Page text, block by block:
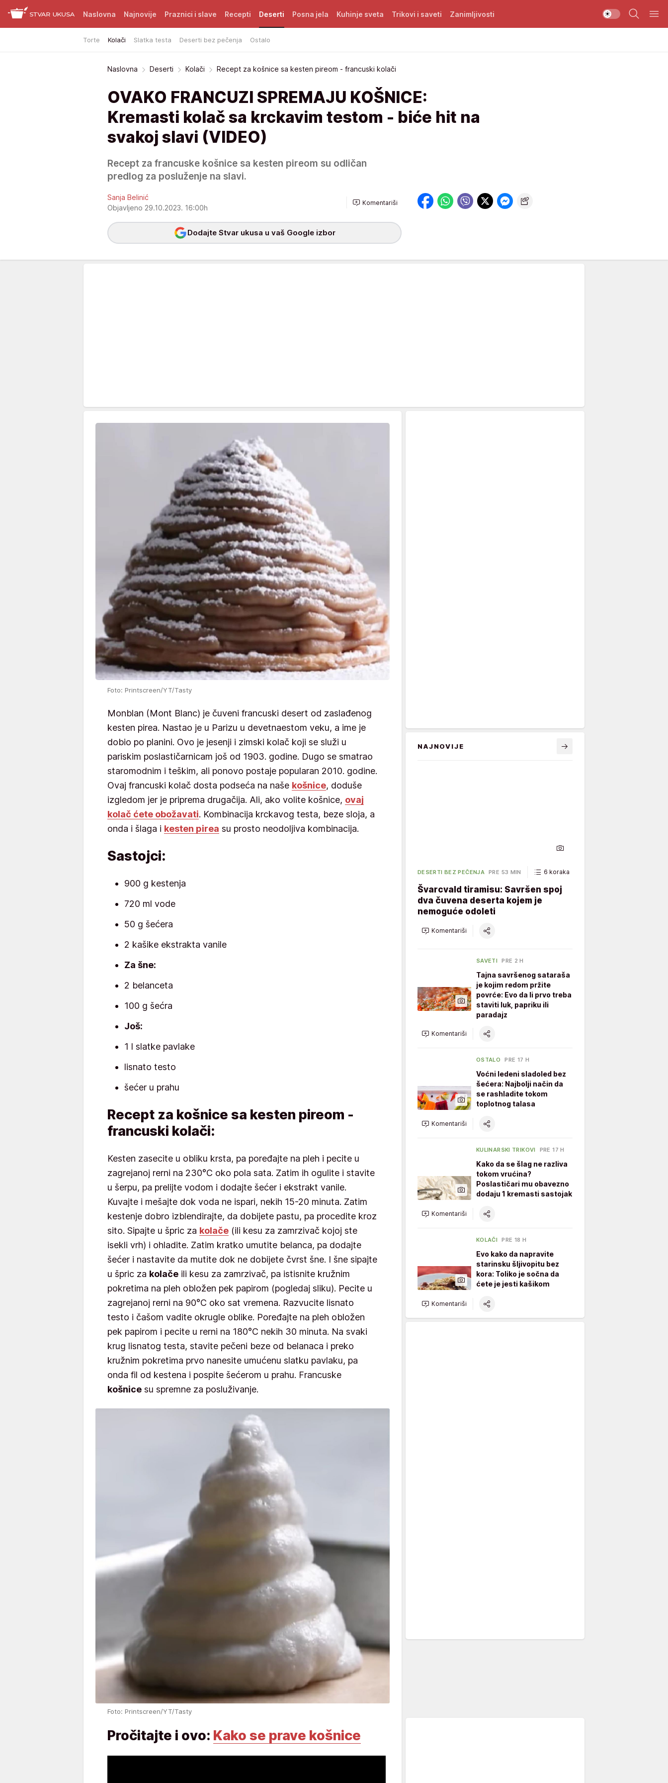
Naslovna Najnovije Praznici i slave Recepti Deserti
Torte Kolači Slatka testa Deserti bez pečenja Ostalo
Posna jela Kuhinje sveta Trikovi i saveti Zanimljivosti
Naslovna Deserti Kolači Recept za košnice sa kesten pireom - francuski kolači
OVAKO FRANCUZI SPREMAJU KOŠNICE:
Kremasti kolač sa krckavim testom - biće hit na
svakoj slavi (VIDEO)
Recept za francuske košnice sa kesten pireom su odličan
predlog za posluženje na slavi.
Sanja Belinić
Objavljeno 29.10.2023. 16:00h
Komentariši
Dodajte Stvar ukusa u vaš Google izbor
Foto: Printscreen/YT/Tasty
Monblan (Mont Blanc) je čuveni francuski desert od zaslađenog
kesten pirea. Nastao je u Parizu u devetnaestom veku, a ime je
dobio po planini. Ovo je jesenji i zimski kolač koji se služi u
pariskim poslastičarnicam još od 1903. godine. Dugo se smatrao
staromodnim i teškim, ali ponovo postaje popularan 2010. godine.
Ovaj francuski kolač dosta podseća na naše košnice, doduše
izgledom jer je priprema drugačija. Ali, ako volite košnice, ovaj
kolač ćete obožavati. Kombinacija krckavog testa, beze sloja, a
onda i šlaga i kesten pirea su prosto neodoljiva kombinacija.
Sastojci:
900 g kestenja
720 ml vode
50 g šećera
2 kašike ekstrakta vanile
Za šne:
2 belanceta
100 g šećra
Još:
1 l slatke pavlake
lisnato testo
šećer u prahu
Recept za košnice sa kesten pireom -
francuski kolači:
Kesten zasecite u obliku krsta, pa poređajte na pleh i pecite u
zagrejanoj rerni na 230°C oko pola sata. Zatim ih ogulite i stavite
u šerpu, pa prelijte vodom i dodajte šećer i ekstrakt vanile.
Kuvajte i mešajte dok voda ne ispari, nekih 15-20 minuta. Zatim
kestenje dobro izblendirajte, da dobijete pastu, pa procedite kroz
sito. Sipajte u špric za kolače (ili kesu za zamrzivač kojoj ste
isekli vrh) i ohladite. Zatim kratko umutite belanca, pa dodajte
šećer i nastavite da mutite dok ne dobijete čvrst šne. I šne sipajte
u špric za kolače ili kesu za zamrzivač, pa istisnite kružnim
pokretima na pleh obložen pek papirom (pogledaj sliku). Pecite u
zagrejanoj rerni na 90°C oko sat vremena. Razvucite lisnato
testo i čašom vadite okrugle oblike. Poređajte na pleh obložen
pek papirom i pecite u rerni na 180°C nekih 30 minuta. Na svaki
krug lisnatog testa, stavite pečeni beze od belanaca i preko
kružnim pokretima prvo nanesite umućenu slatku pavlaku, pa
onda fil od kestena i pospite šećerom u prahu. Francuske
košnice su spremne za posluživanje.
Foto: Printscreen/YT/Tasty
Pročitajte i ovo: Kako se prave košnice
NAJNOVIJE
DESERTI BEZ PEČENJA PRE 53 MIN 6 koraka
Švarcvald tiramisu: Savršen spoj
dva čuvena deserta kojem je
nemoguće odoleti
Komentariši
SAVETI PRE 2 H
Tajna savršenog sataraša
je kojim redom pržite
povrće: Evo da li prvo treba
staviti luk, papriku ili
paradajz
Komentariši
OSTALO PRE 17 H
Voćni ledeni sladoled bez
šećera: Najbolji način da
se rashladite tokom
toplotnog talasa
Komentariši
KULINARSKI TRIKOVI PRE 17 H
Kako da se šlag ne razliva
tokom vrućina?
Poslastičari mu obavezno
dodaju 1 kremasti sastojak
Komentariši
KOLAČI PRE 18 H
Evo kako da napravite
starinsku šljivopitu bez
kora: Toliko je sočna da
ćete je jesti kašikom
Komentariši